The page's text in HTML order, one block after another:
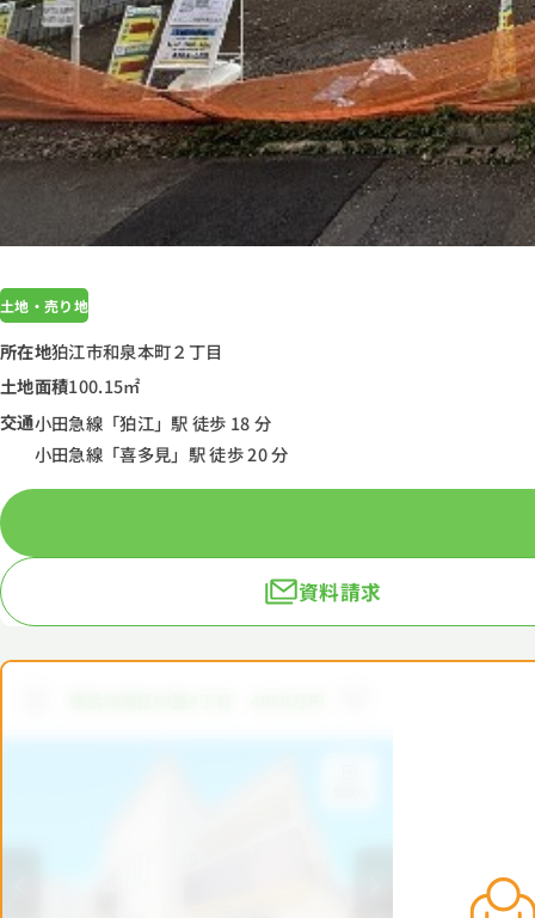
土地・売り地
所在地狛江市和泉本町２丁目
土地面積100.15㎡
交通小田急線「狛江」駅 徒歩 18 分
小田急線「喜多見」駅 徒歩 20 分
資料請求